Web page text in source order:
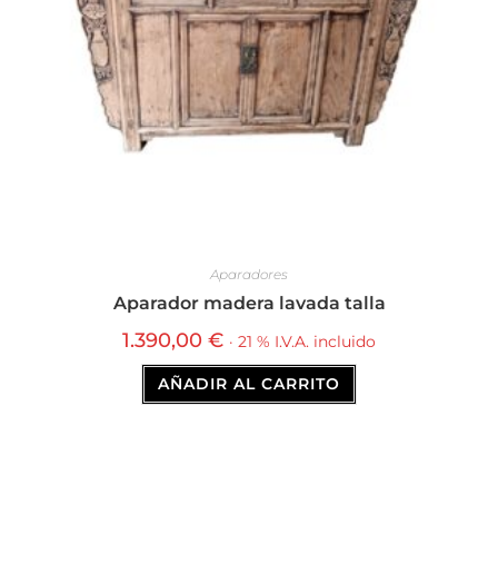
Aparadores
Aparador madera lavada talla
1.390,00 € · 21 % I.V.A. incluido
AÑADIR AL CARRITO